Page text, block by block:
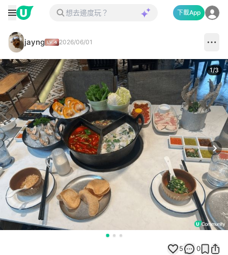
下載App
jayng 2026/06/01
1/3
5 0